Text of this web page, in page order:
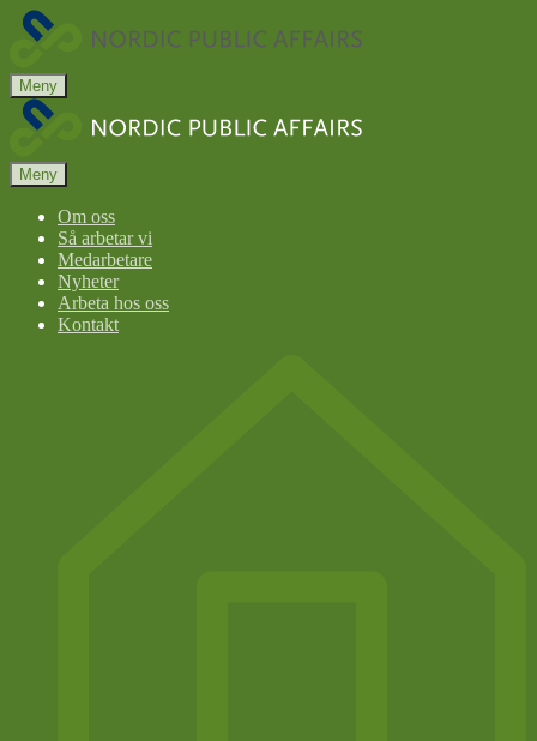
Nordic
Public
Meny
Nordic
Public
Meny
Om oss
Så arbetar vi
Medarbetare
Nyheter
Arbeta hos oss
Kontakt